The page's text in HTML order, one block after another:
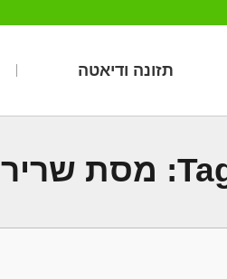
תזונה ודיאטה
מסת שריר